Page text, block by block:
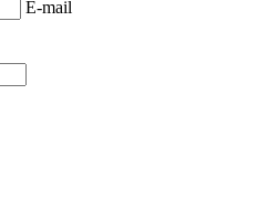
E-mail